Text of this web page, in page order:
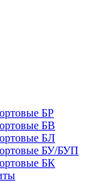
БР
БВ
БЛ
БУ/БУП
БК